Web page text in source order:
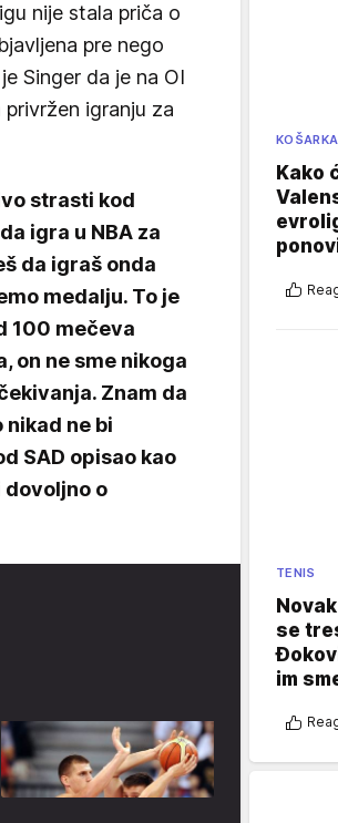
nije stala priča o
pre nego
Singer da je na OI
igranju za
strasti kod
igra u NBA za
da igraš onda
medalju. To je
100 mečeva
on ne sme nikoga
Znam da
ne bi
SAD opisao kao
dovoljno o
KOŠARKA
Kako
TENIS
se
im